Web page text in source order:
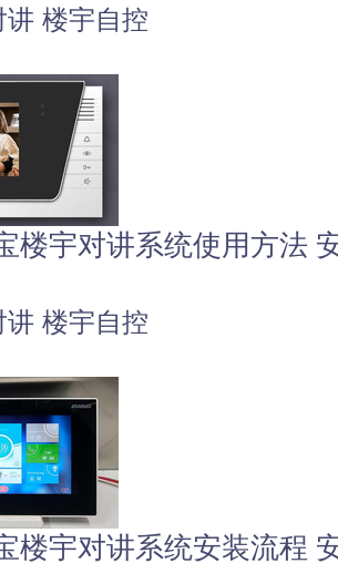
讲 楼宇自控
讲 楼宇自控